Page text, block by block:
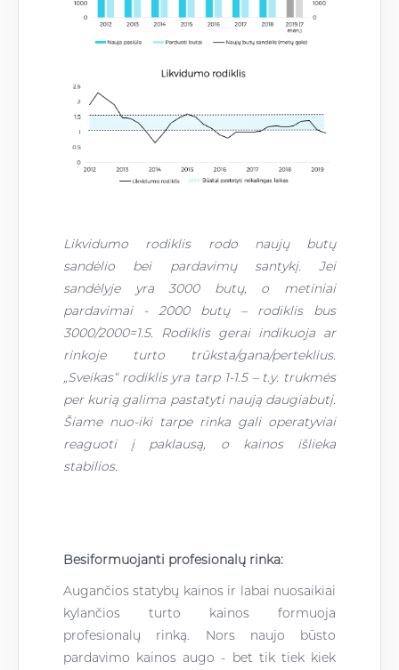
Likvidumo rodiklis rodo naujų butų
sandėlio bei pardavimų santykį. Jei
sandėlyje yra 3000 butų, o metiniai
pardavimai - 2000 butų – rodiklis bus
3000/2000=1.5. Rodiklis gerai indikuoja ar
rinkoje turto trūksta/gana/perteklius.
„Sveikas“ rodiklis yra tarp 1-1.5 – t.y. trukmės
per kurią galima pastatyti naują daugiabutį.
Šiame nuo-iki tarpe rinka gali operatyviai
reaguoti į paklausą, o kainos išlieka
stabilios.
Besiformuojanti profesionalų rinka:
Augančios statybų kainos ir labai nuosaikiai
kylančios turto kainos formuoja
profesionalų rinką. Nors naujo būsto
pardavimo kainos augo - bet tik tiek kiek